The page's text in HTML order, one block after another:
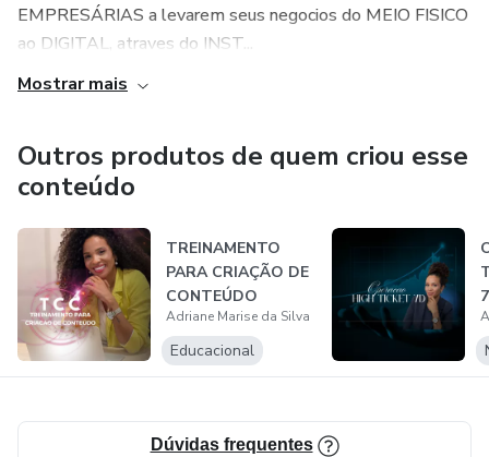
EMPRESÁRIAS a levarem seus negocios do MEIO FISICO
ao DIGITAL, atraves do INST...
Mostrar mais
Outros produtos de quem criou esse
conteúdo
TREINAMENTO
PARA CRIAÇÃO DE
CONTEÚDO
Adriane Marise da Silva
Educacional
Dúvidas frequentes